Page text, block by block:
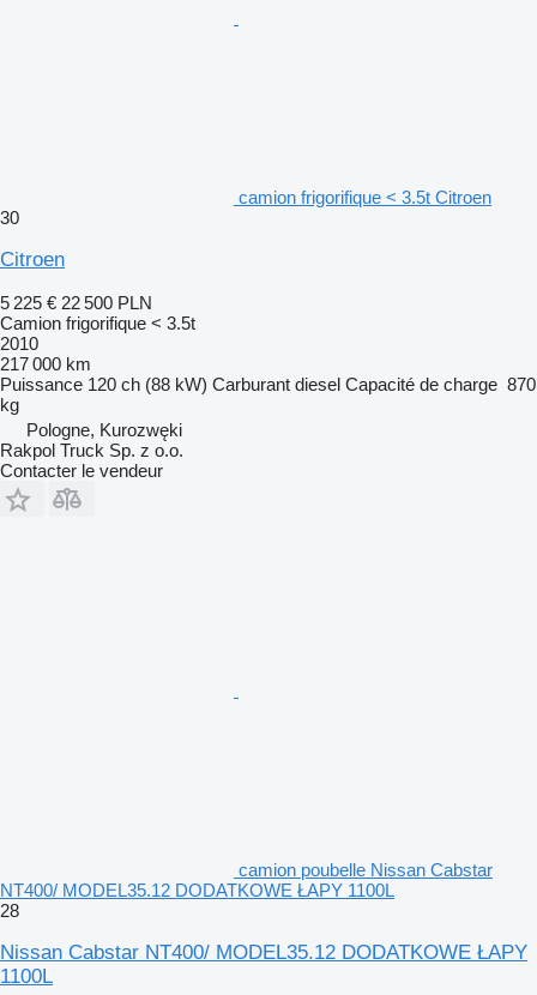
camion frigorifique < 3.5t Citroen
30
Citroen
5 225 € 22 500 PLN
Camion frigorifique < 3.5t
2010
217 000 km
Puissance 120 ch (88 kW) Carburant diesel Capacité de charge 870
kg
Pologne, Kurozwęki
Rakpol Truck Sp. z o.o.
Contacter le vendeur
camion poubelle Nissan Cabstar
NT400/ MODEL35.12 DODATKOWE ŁAPY 1100L
28
Nissan Cabstar NT400/ MODEL35.12 DODATKOWE ŁAPY
1100L